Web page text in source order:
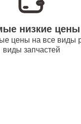
40
низкие цены
цены на все виды
виды запчастей